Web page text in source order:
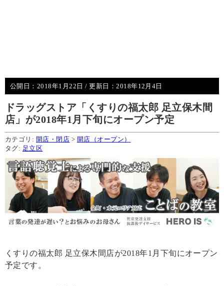
公開日： 2018年1月22日 / 更新日：2018年12月4日
ドラッグストア「くすりの福太郎 足立保木間
店」が2018年1月下旬にオープン予定
カテゴリ: 開店・閉店 > 開店（オープン）
タグ: 足立区
くすりの福太郎 足立保木間店が2018年1月下旬にオープン
予定です。